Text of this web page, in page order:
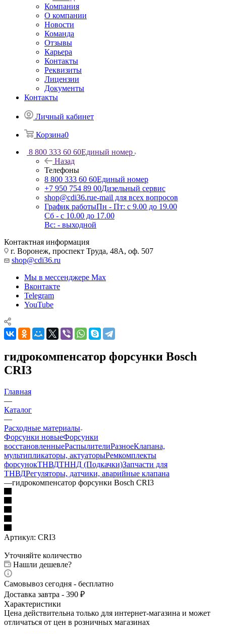
Компания
О компании
Новости
Команда
Отзывы
Карьера
Контакты
Реквизиты
Лицензии
Документы
Контакты
Личный кабинет
Корзина0
8 800 333 60 60Единый номер
Назад
Телефоны
8 800 333 60 60Единый номер
+7 950 754 89 00Дизельный сервис
shop@cdi36.rue-mail для всех вопросов
График работыПн - Пт: с 9.00 до 19.00
Сб - с 10.00 до 17.00
Вс: - выходной
Контактная информация
г. Воронеж, проспект Труда, 48А, оф. 507
shop@cdi36.ru
Мы в мессенджере Max
Вконтакте
Telegram
YouTube
гидрокомпенсатор форсунки Bosch
CRI3
Главная
—
Каталог
—
Расходные материалы
Форсунки новыеФорсунки
восстановленныеРаспылителиРазноеКлапана,
мультипликаторы, актуаторыРемкомплекты
форсунокТНВДТННД (Подкачки)Запчасти для
ТНВДРегуляторы, датчики, аварийные клапана
—гидрокомпенсатор форсунки Bosch CRI3
Артикул: CRI3
Уточняйте количество
Нашли дешевле?
Самовывоз сегодня - бесплатно
Доставка завтра - 390 ₽
Характеристики
Цена действительна только для интернет-магазина и может
отличаться от цен в розничных магазинах